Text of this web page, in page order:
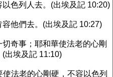
色列人去。(出埃及記 10:20)
他們去。(出埃及記 10:27)
奇事；耶和華使法老的心剛
出埃及記 11:10)
法老的心剛硬，不容以色列